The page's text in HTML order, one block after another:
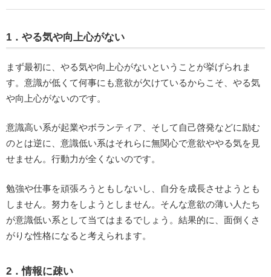
1．やる気や向上心がない
まず最初に、やる気や向上心がないということが挙げられま
す。意識が低くて何事にも意欲が欠けているからこそ、やる気
や向上心がないのです。
意識高い系が起業やボランティア、そして自己啓発などに励む
のとは逆に、意識低い系はそれらに無関心で意欲ややる気を見
せません。行動力が全くないのです。
勉強や仕事を頑張ろうともしないし、自分を成長させようとも
しません。努力をしようとしません。そんな意欲の薄い人たち
が意識低い系として当てはまるでしょう。結果的に、面倒くさ
がりな性格になると考えられます。
2．情報に疎い